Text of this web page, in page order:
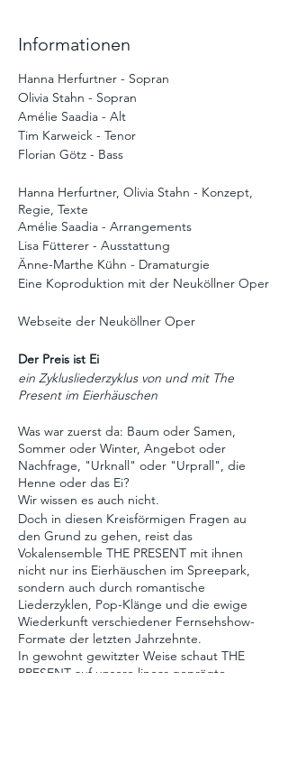
Informationen
Hanna Herfurtner - Sopran
Olivia Stahn - Sopran
Amélie Saadia - Alt
Tim Karweick - Tenor
Florian Götz - Bass
Hanna Herfurtner, Olivia Stahn - Konzept,
Regie, Texte
Amélie Saadia - Arrangements
Lisa Fütterer - Ausstattung
Änne-Marthe Kühn - Dramaturgie
Eine Koproduktion mit der Neuköllner Oper
Webseite der Neuköllner Oper
Der Preis ist Ei
ein Zyklusliederzyklus von und mit The
Present im Eierhäuschen
Was war zuerst da: Baum oder Samen,
Sommer oder Winter, Angebot oder
Nachfrage, "Urknall" oder "Urprall", die
Henne oder das Ei?
Wir wissen es auch nicht.
Doch in diesen Kreisförmigen Fragen au
den Grund zu gehen, reist das
Vokalensemble THE PRESENT mit ihnen
nicht nur ins Eierhäuschen im Spreepark,
sondern auch durch romantische
Liederzyklen, Pop-Klänge und die ewige
Wiederkunft verschiedener Fernsehshow-
Formate der letzten Jahrzehnte.
In gewohnt gewitzter Weise schaut THE
PRESENT auf unsere linear geprägte